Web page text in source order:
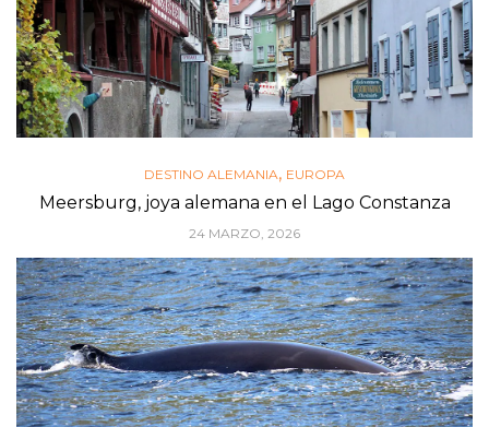
DESTINO ALEMANIA, EUROPA
Meersburg, joya alemana en el Lago Constanza
24 MARZO, 2026